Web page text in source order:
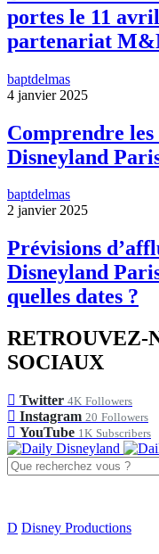
portes le 11
partenariat
baptdelmas
4 janvier 2025
Comprendre
Disneyland
baptdelmas
2 janvier 2025
Prévisions
Disneyland
quelles dates ?
RETROUVEZ-
SOCIAUX
Twitter 4K Followers
Instagram 20 Followers
YouTube 1K Subscribers
D Disney Productions